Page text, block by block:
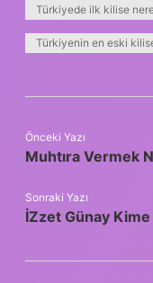
Türkiyede ilk kilise
Türkiyenin en eski
Önceki Yazı
Muhtıra Vermek
Sonraki Yazı
İZzet Günay Kime